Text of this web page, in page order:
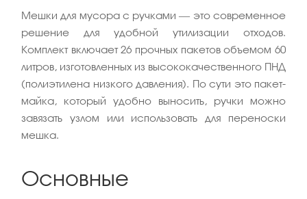
Мешки для мусора с ручками — это современное
решение для удобной утилизации отходов.
Комплект включает 26 прочных пакетов объемом 60
литров, изготовленных из высококачественного ПНД
(полиэтилена низкого давления). По сути это пакет-
майка, который удобно выносить, ручки можно
завязать узлом или использовать для переноски
мешка.
Основные